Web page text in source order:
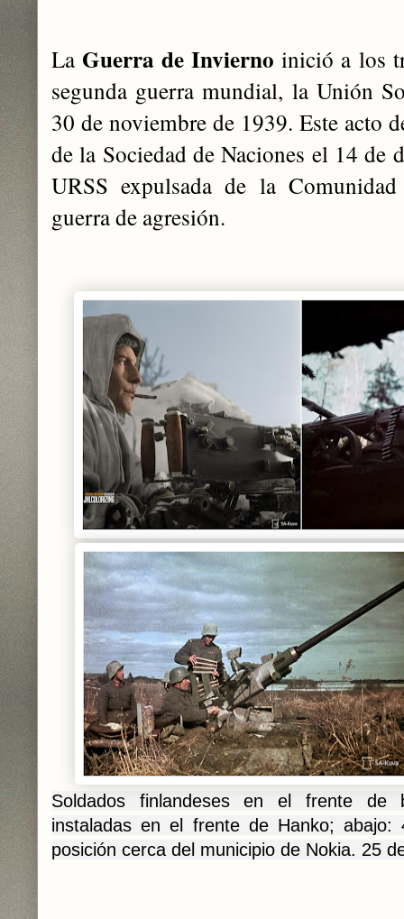
La Guerra de Invierno inició a los
segunda guerra mundial, la Unión
30 de noviembre de 1939. Este acto
de la Sociedad de Naciones el 14 de
URSS expulsada de la
guerra de agresión.
Soldados finlandeses en el frente de
instaladas en el frente de Hanko; abajo:
posición cerca del municipio de Nokia. 25